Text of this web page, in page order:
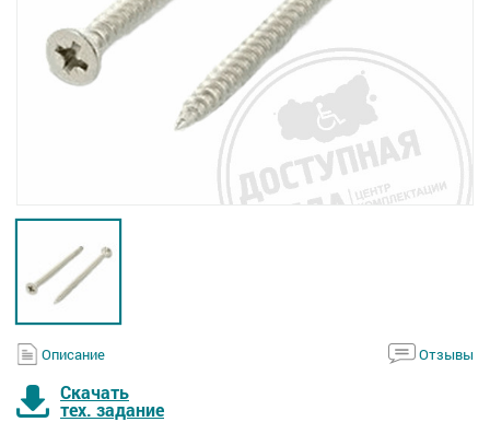
Описание Отзывы
Скачать
тех. задание